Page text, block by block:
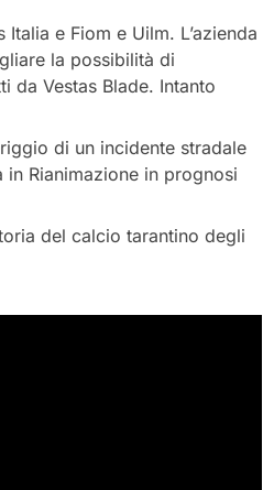
e Fiom e Uilm. L’azienda
la possibilità di
Vestas Blade. Intanto
di un incidente stradale
Rianimazione in prognosi
del calcio tarantino degli